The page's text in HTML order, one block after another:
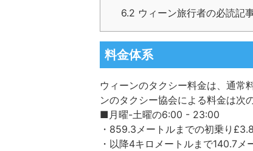
6.2 ウィーン旅行者の必読記
料金体系
ウィーンのタクシー料金は、通常
ンのタクシー協会による料金は次
■月曜-土曜の6:00 - 23:00
・859.3メートルまでの初乗り
・以降4キロメートルまで140.7